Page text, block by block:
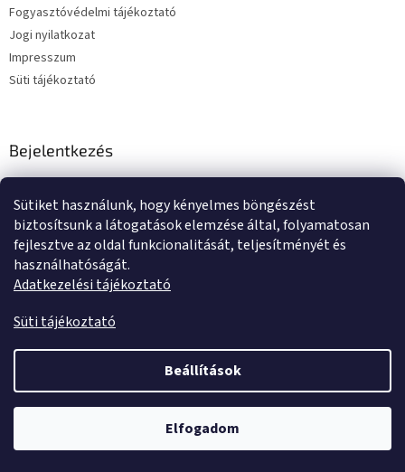
Sütiket használunk, hogy kényelmes böngészést
biztosítsunk a látogatások elemzése által, folyamatosan
fejlesztve az oldal funkcionalitását, teljesítményét és
használhatóságát.
Adatkezelési tájékoztató
Süti tájékoztató
Beállítások
Elfogadom
Fogyasztóvédelmi tájékoztató
Jogi nyilatkozat
Impresszum
Süti tájékoztató
Bejelentkezés
E-mail
Jelszó
BEJELENTKEZÉS
Új regisztrációElfelejtett jelszó
Shoptet készítette
Tente kerekek és görgők